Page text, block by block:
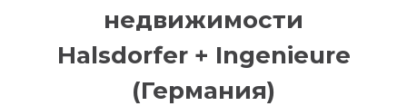
недвижимости
Halsdorfer + Ingenieure
(Германия)